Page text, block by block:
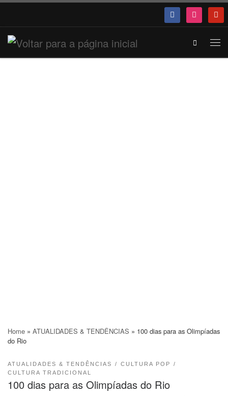
Search
Home » ATUALIDADES & TENDÊNCIAS » 100 dias para as Olimpíadas
do Rio
ATUALIDADES & TENDÊNCIAS
CULTURA POP
CULTURA TRADICIONAL
100 dias para as Olimpíadas do Rio